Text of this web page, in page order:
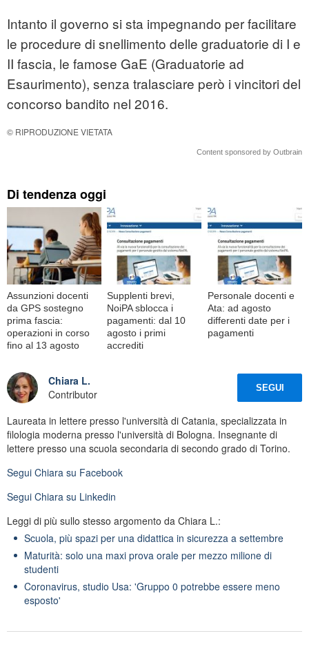
Intanto il governo si sta impegnando per facilitare
le procedure di snellimento delle graduatorie di I e
II fascia, le famose GaE (Graduatorie ad
Esaurimento), senza tralasciare però i vincitori del
concorso bandito nel 2016.
© RIPRODUZIONE VIETATA
Content sponsored by Outbrain
Di tendenza oggi
Assunzioni docenti
da GPS sostegno
prima fascia:
operazioni in corso
fino al 13 agosto
Supplenti brevi,
NoiPA sblocca i
pagamenti: dal 10
agosto i primi
accrediti
Personale docenti e
Ata: ad agosto
differenti date per i
pagamenti
Chiara L.
Contributor
SEGUI
Laureata in lettere presso l'università di Catania, specializzata in
filologia moderna presso l'università di Bologna. Insegnante di
lettere presso una scuola secondaria di secondo grado di Torino.
Segui Chiara su Facebook
Segui Chiara su Linkedin
Leggi di più sullo stesso argomento da Chiara L.:
Scuola, più spazi per una didattica in sicurezza a settembre
Maturità: solo una maxi prova orale per mezzo milione di
studenti
Coronavirus, studio Usa: 'Gruppo 0 potrebbe essere meno
esposto'